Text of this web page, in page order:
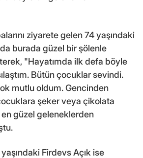
ziyarete gelen 74 yaşındaki
burada güzel bir şölenle
"Hayatımda ilk defa böyle
Bütün çocuklar sevindi.
mutlu oldum. Gencinden
şeker veya çikolata
en güzel geleneklerden
Firdevs Açık ise